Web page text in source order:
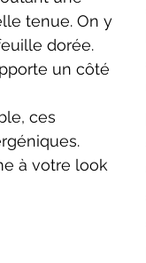
tenue. On y
dorée.
un côté
ces
à votre look